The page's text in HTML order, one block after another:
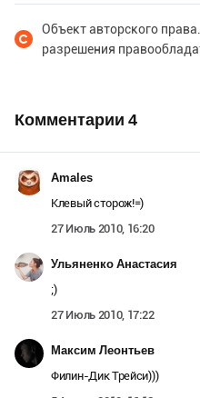
Объект авторского
разрешения
Комментарии 4
Amales
Клевый сторож!=)
27 Июль 2010, 16:20
Ульяненко Анастасия
;)
27 Июль 2010, 17:22
Максим Леонтьев
Филин-Дик Трейси)))